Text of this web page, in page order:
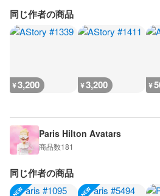
同じ作者の商品
¥3,200 ¥3,200 ¥
Paris Hilton Avatars
商品数181
同じ作者の商品